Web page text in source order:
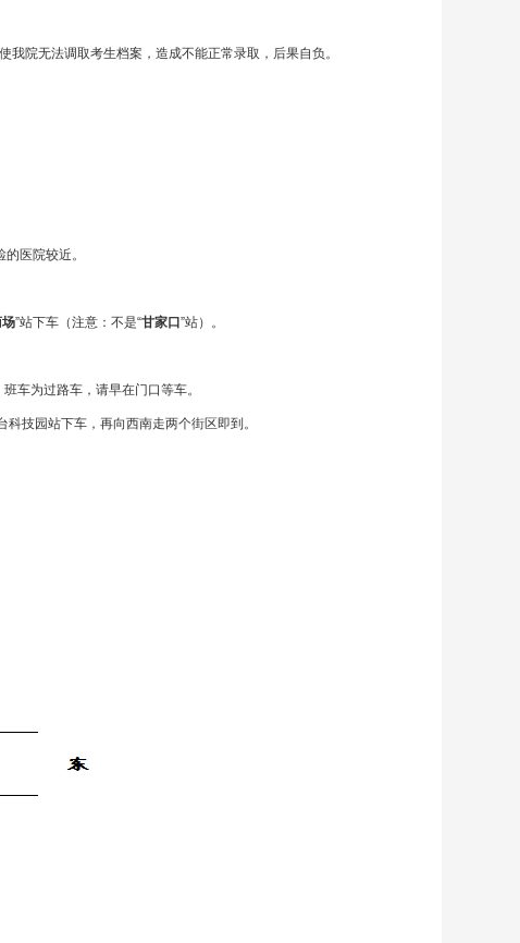
院无法调取考生档案，造成不能正常录取，后果自负。
医院较近。
”站下车（注意：不是“甘家口”站）。
车为过路车，请早在门口等车。
技园站下车，再向西南走两个街区即到。